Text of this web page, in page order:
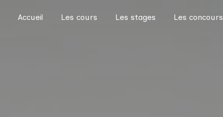
Accueil Les cours Les stages Les concours